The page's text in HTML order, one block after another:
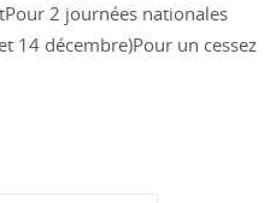
2 journées nationales
14 décembre)Pour un cessez